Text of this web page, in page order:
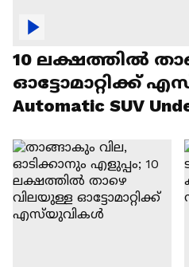
10 ലക്ഷത്തിൽ
ഓട്ടോമാറ്റിക്ക്
Automatic SUV